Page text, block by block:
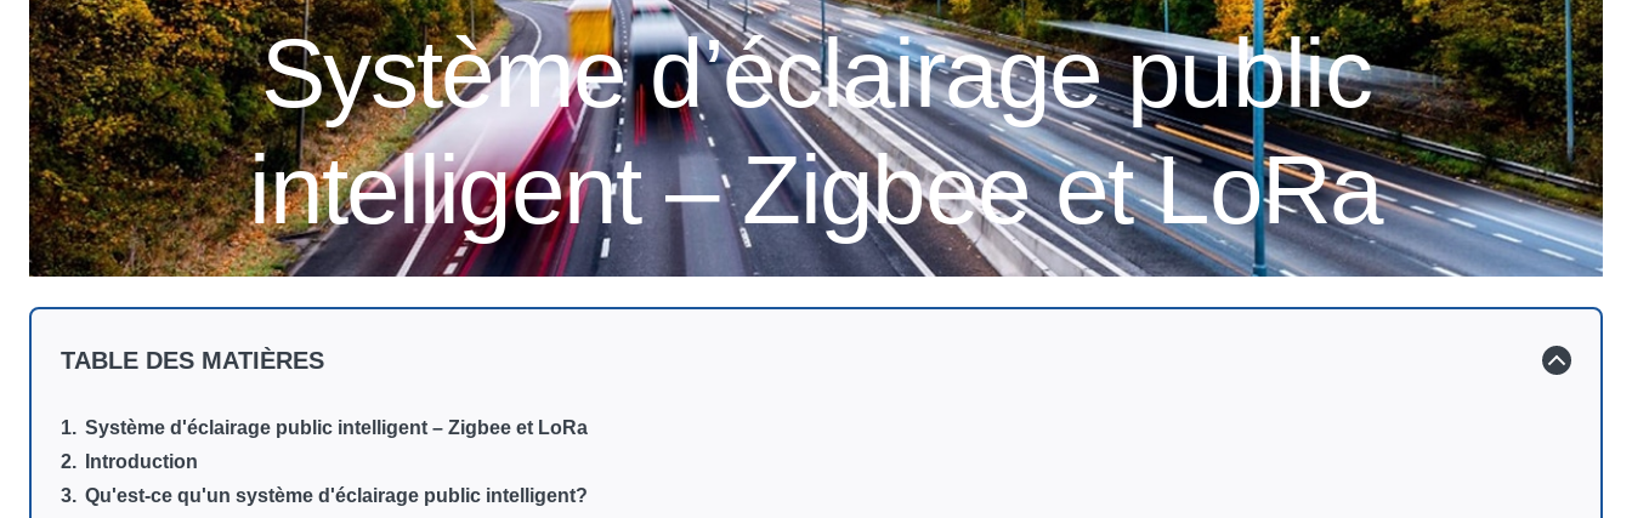
Système d’éclairage public
intelligent – Zigbee et LoRa
TABLE DES MATIÈRES
Système d'éclairage public intelligent – Zigbee et LoRa
Introduction
Qu'est-ce qu'un système d'éclairage public intelligent?